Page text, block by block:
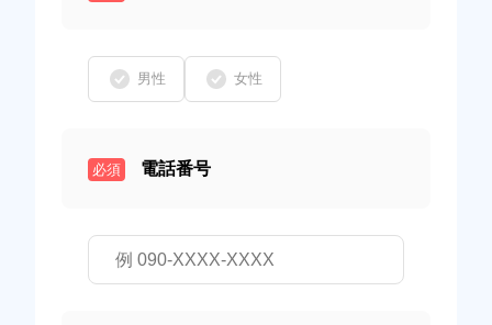
男性 女性
必須 電話番号